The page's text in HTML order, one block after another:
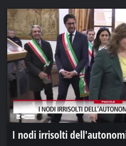
I nodi irrisolti